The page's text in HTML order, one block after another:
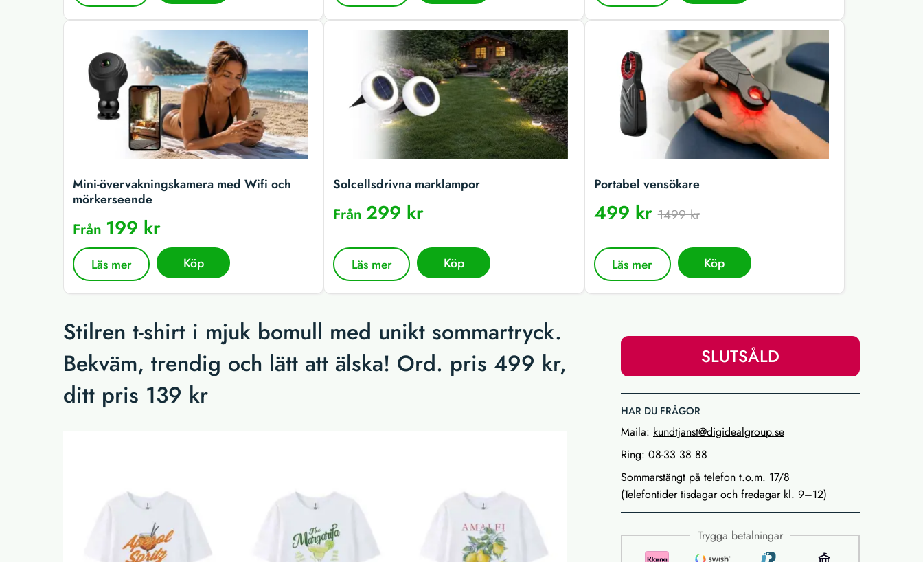
Mini-övervakningskamera med Wifi och
mörkerseende
Från 199 kr
Läs mer Köp
Solcellsdrivna marklampor
Från299 kr
Läs mer Köp
Portabel vensökare
499 kr1499 kr
Läs mer Köp
Stilren t-shirt i mjuk bomull med unikt sommartryck.
Bekväm, trendig och lätt att älska! Ord. pris 499 kr,
ditt pris 139 kr
SLUTSÅLD
HAR DU FRÅGOR
Maila: kundtjanst@digidealgroup.se
Ring: 08-33 38 88
Sommarstängt på telefon t.o.m. 17/8
(Telefontider tisdagar och fredagar kl. 9–12)
Trygga betalningar